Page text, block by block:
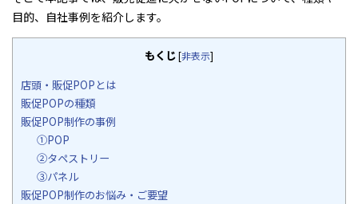
目的、自社事例を紹介します。
もくじ[非表示]
店頭・販促POPとは
販促POPの種類
販促POP制作の事例
①POP
②タペストリー
③パネル
販促POP制作のお悩み・ご要望